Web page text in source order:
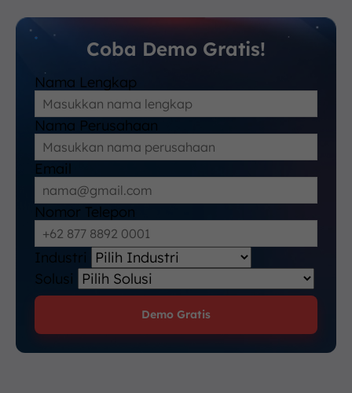
Coba Demo Gratis!
Nama Lengkap
Nama Perusahaan
Email
Nomor Telepon
Industri
Solusi
Demo Gratis